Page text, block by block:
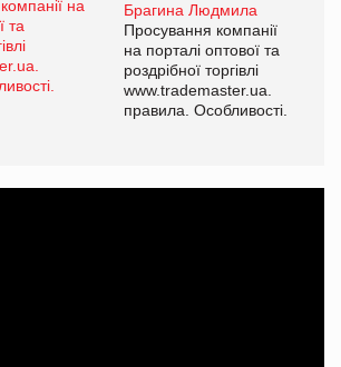
Брагина Людмила
Просування компанії
на порталі оптової та
роздрібної торгівлі
www.trademaster.ua.
правила. Особливості.